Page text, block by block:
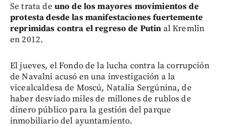
Se trata de uno de los mayores movimientos de
protesta desde las manifestaciones fuertemente
reprimidas contra el regreso de Putin al Kremlin
en 2012.
El jueves, el Fondo de la lucha contra la corrupción
de Navalni acusó en una investigación a la
vicealcaldesa de Moscú, Natalia Sergúnina, de
haber desviado miles de millones de rublos de
dinero público para la gestión del parque
inmobiliario del ayuntamiento.